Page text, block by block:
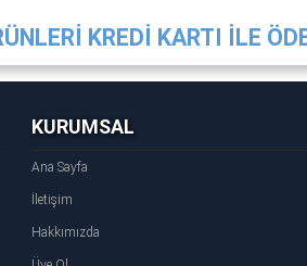
KREDİ KARTI İLE
KURUMSAL
Ana Sayfa
İletişim
Hakkımızda